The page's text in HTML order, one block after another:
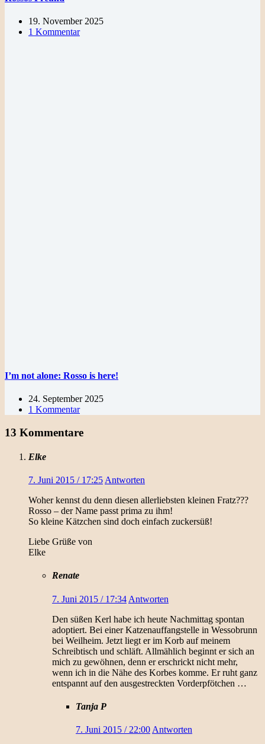
19. November 2025
1 Kommentar
I’m not alone: Rosso is here!
24. September 2025
1 Kommentar
13 Kommentare
Elke
7. Juni 2015 / 17:25 Antworten
Woher kennst du denn diesen allerliebsten kleinen Fratz???
Rosso – der Name passt prima zu ihm!
So kleine Kätzchen sind doch einfach zuckersüß!
Liebe Grüße von
Elke
Renate
7. Juni 2015 / 17:34 Antworten
Den süßen Kerl habe ich heute Nachmittag spontan
adoptiert. Bei einer Katzenauffangstelle in Wessobrunn
bei Weilheim. Jetzt liegt er im Korb auf meinem
Schreibtisch und schläft. Allmählich beginnt er sich an
mich zu gewöhnen, denn er erschrickt nicht mehr,
wenn ich in die Nähe des Korbes komme. Er ruht ganz
entspannt auf den ausgestreckten Vorderpfötchen …
Tanja P
7. Juni 2015 / 22:00 Antworten